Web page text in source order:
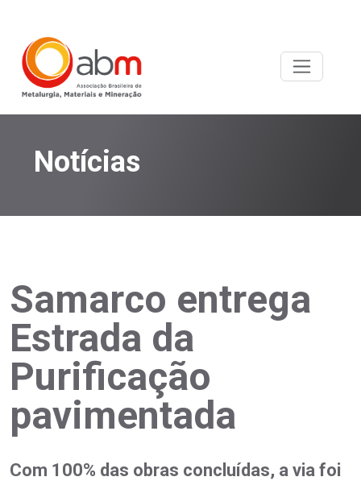
Notícias
Samarco entrega
Estrada da
Purificação
pavimentada
Com 100% das obras concluídas, a via foi